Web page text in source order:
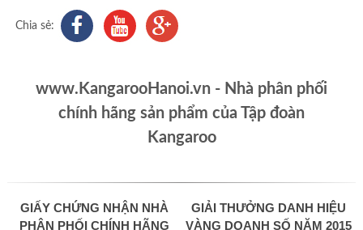
Chia sẻ:
www.KangarooHanoi.vn - Nhà phân phối
chính hãng sản phẩm của Tập đoàn
Kangaroo
GIẤY CHỨNG NHẬN NHÀ
PHÂN PHỐI CHÍNH HÃNG
GIẢI THƯỞNG DANH HIỆU
VÀNG DOANH SỐ NĂM 2015